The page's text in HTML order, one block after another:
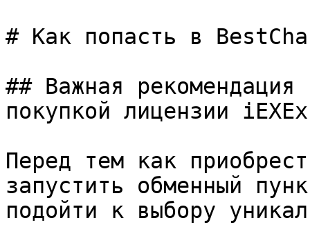
# Как попасть в
## Важная
покупкой лицензии
Перед тем как
запустить обменный
подойти к выбору